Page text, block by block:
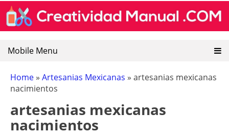
Skip
content
CREATIVIDAD MANUAL
Encuentra recursos sobre artesanias mexicanas, goma
eva, manualidades y pintura decorativa.
Mobile Menu
Home » Artesanias Mexicanas » artesanias mexicanas
nacimientos
artesanias mexicanas
nacimientos